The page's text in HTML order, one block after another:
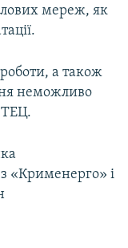
мереж, як
а також
неможливо
ТЕЦ.
«Крименерго» і